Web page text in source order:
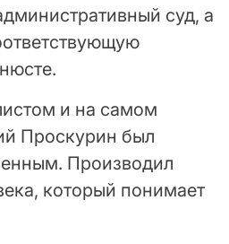
суд, а
и на самом
Проскурин был
Производил
который понимает